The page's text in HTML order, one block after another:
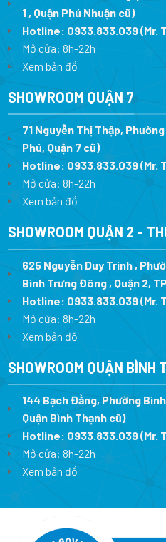
1 , Quận Phú Nhuận cũ)
Hotline: 0933.833.039(Mr.
Mở cửa: 8h-22h
Xem bản đồ
SHOWROOM QUẬN 7
71 Nguyễn Thị Thập,
Phú, Quận 7 cũ)
Hotline: 0933.833.039(Mr.
Mở cửa: 8h-22h
Xem bản đồ
SHOWROOM QUẬN 2 -
625 Nguyễn Duy Trinh ,
Bình Trưng Đông , Quận 2,
Hotline: 0933.833.039(Mr.
Mở cửa: 8h-22h
Xem bản đồ
SHOWROOM QUẬN BÌNH
144 Bạch Đằng, Phường
Quận Bình Thạnh cũ)
Hotline: 0933.833.039(Mr.
Mở cửa: 8h-22h
Xem bản đồ